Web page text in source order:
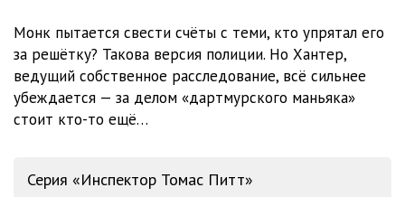
03_018
03_019
03_020
Монк пытается свести счёты с теми, кто упрятал его
за решётку? Такова версия полиции. Но Хантер,
ведущий собственное расследование, всё сильнее
убеждается — за делом «дартмурского маньяка»
стоит кто-то ещё…
Серия «Инспектор Томас Питт»